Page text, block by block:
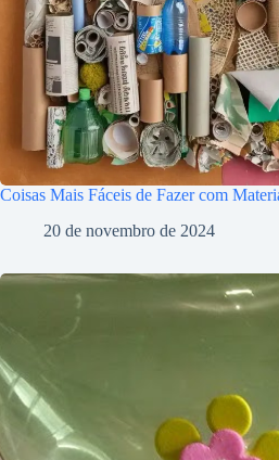
Coisas Mais Fáceis de Fazer com
20 de novembro de 2024